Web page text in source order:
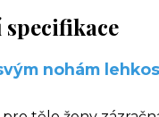
nohám